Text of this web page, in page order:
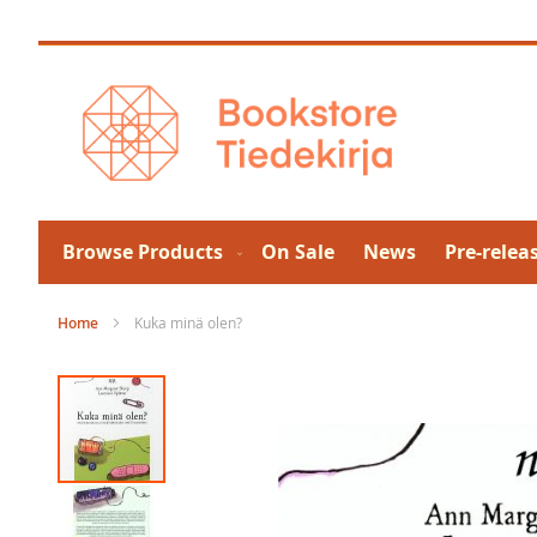
to
Browse Products On Sale News Pre-
Home Kuka minä olen?
Skip
the
end
of
the